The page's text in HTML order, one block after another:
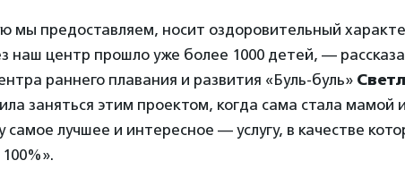
мы предоставляем, носит оздоровительный
наш центр прошло уже более 1000 детей, —
раннего плавания и развития «Буль-буль»
заняться этим проектом, когда сама стала мамой
самое лучшее и интересное — услугу, в качестве